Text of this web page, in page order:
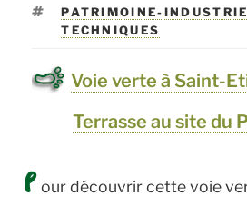
ÉTIQUETTES
PATRIMOINE-
TECHNIQUES
Voie verte à Saint-
Terrasse au site du
P our découvrir cette voie